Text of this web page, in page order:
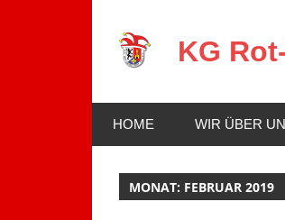
Inhalt
springen
KG
in
Spay!
HOME WIR ÜBER
MONAT: FEBRUAR 2019